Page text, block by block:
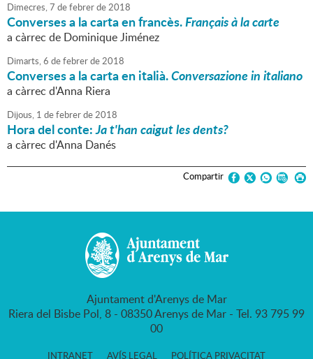
Dimecres,7 defebrerde2018
Converses a la carta en francès.Français à la carte
a càrrec de Dominique Jiménez
Dimarts,6 defebrerde2018
Converses a la carta en italià.Conversazione in italiano
a càrrec d'Anna Riera
Dijous, 1 defebrerde2018
Hora del conte:Ja t'han caigut les dents?
a càrrec d'Anna Danés
Compartir
Ajuntament d'Arenys de Mar
Riera del Bisbe Pol, 8 - 08350 Arenys de Mar - Tel. 93 795 99
00
INTRANET AVÍS LEGAL POLÍTICA PRIVACITAT